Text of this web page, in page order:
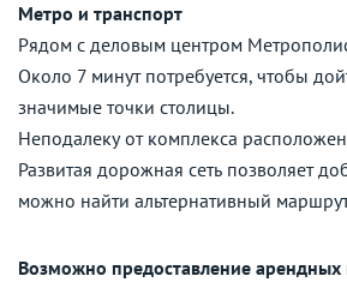
Метро и транспорт
Рядом с деловым центром
Около 7 минут потребуется, чтобы
значимые точки столицы.
Неподалеку от комплекса
Развитая дорожная сеть позволяет
можно найти альтернативный
Возможно предоставление арендных